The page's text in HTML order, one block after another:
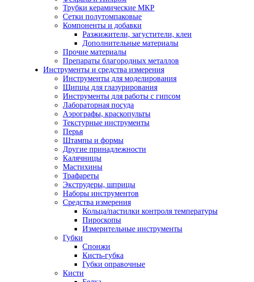
Трубки керамические МКР
Сетки полутомпаковые
Компоненты и добавки
Разжижители, загустители, клеи
Дополнительные материалы
Прочие материалы
Препараты благородных металлов
Инструменты и средства измерения
Инструменты для моделирования
Щипцы для глазурирования
Инструменты для работы с гипсом
Лабораторная посуда
Аэрографы, краскопульты
Текстурные инструменты
Перья
Штампы и формы
Другие принадлежности
Калячницы
Мастихины
Трафареты
Экструдеры, шприцы
Наборы инструментов
Средства измерения
Кольца/пастилки контроля температуры
Пироскопы
Измерительные инструменты
Губки
Спонжи
Кисть-губка
Губки оправочные
Кисти